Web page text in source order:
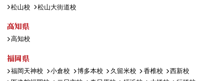
松山校 松山大街道校
高知県
高知校
福岡県
福岡天神校 小倉校 博多本校 久留米校 香椎校
西新校